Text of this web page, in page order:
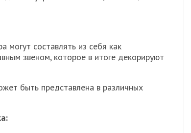
могут составлять из себя как
звеном, которое в итоге декорируют
быть представлена в различных